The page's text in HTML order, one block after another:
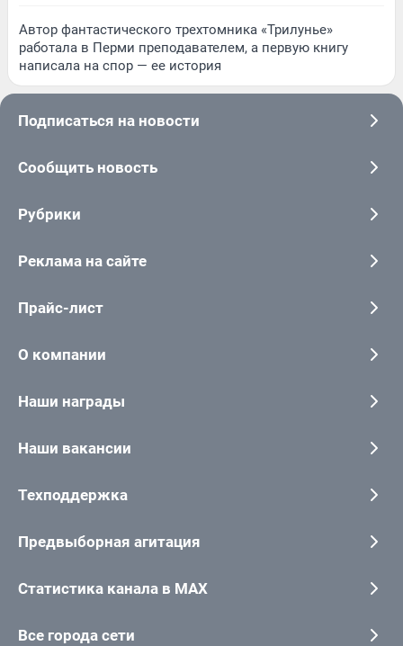
Автор фантастического трехтомника «Трилунье»
работала в Перми преподавателем, а первую книгу
написала на спор — ее история
Подписаться на новости
Сообщить новость
Рубрики
Реклама на сайте
Прайс-лист
О компании
Наши награды
Наши вакансии
Техподдержка
Предвыборная агитация
Статистика канала в MAX
Все города сети